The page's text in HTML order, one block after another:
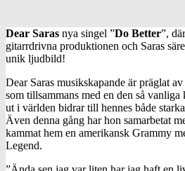
Dear Saras nya singel ”Do Better”,
gitarrdrivna produktionen och Saras
unik ljudbild!
Dear Saras musikskapande är präglat
som tillsammans med en den så
ut i världen bidrar till hennes både
Även denna gång har hon samarbetat
kammat hem en amerikansk Grammy
Legend.